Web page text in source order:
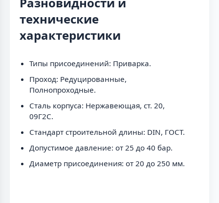
технические
характеристики
Типы присоединений: Приварка.
Проход: Редуцированные,
Полнопроходные.
Сталь корпуса: Нержавеющая, ст. 20,
09Г2С.
Стандарт строительной длины: DIN, ГОСТ.
Допустимое давление: от 25 до 40 бар.
Диаметр присоединения: от 20 до 250 мм.